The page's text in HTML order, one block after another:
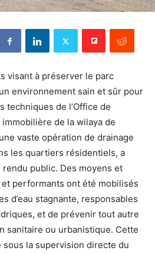
visant à préserver le parc
environnement sain et sûr pour
techniques de l’Office de
de la wilaya de
vaste opération de drainage
les quartiers résidentiels, a
public. Des moyens et
performants ont été mobilisés
d’eau stagnante, responsables
et de prévenir tout autre
sanitaire ou urbanistique. Cette
sous la supervision directe du